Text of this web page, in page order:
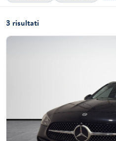
3 risultati